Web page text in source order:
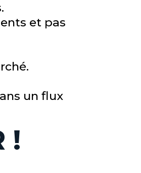
et pas
un flux
!